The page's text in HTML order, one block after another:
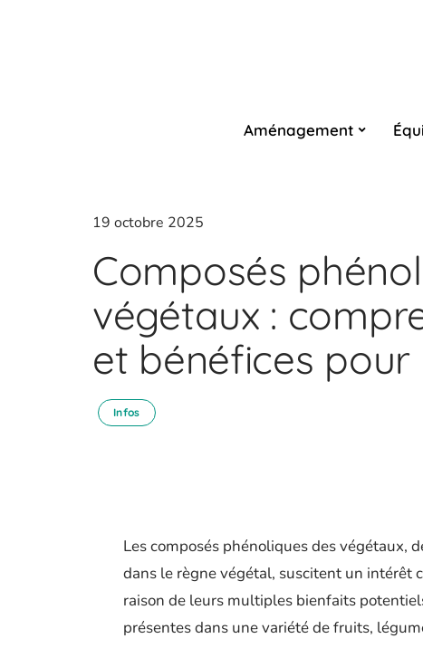
Aménagement
19 octobre 2025
Composés
végétaux :
et bénéfices pour
Infos
Les composés phénoliques des végétaux,
dans le règne végétal, suscitent un intérêt
raison de leurs multiples bienfaits
présentes dans une variété de fruits,